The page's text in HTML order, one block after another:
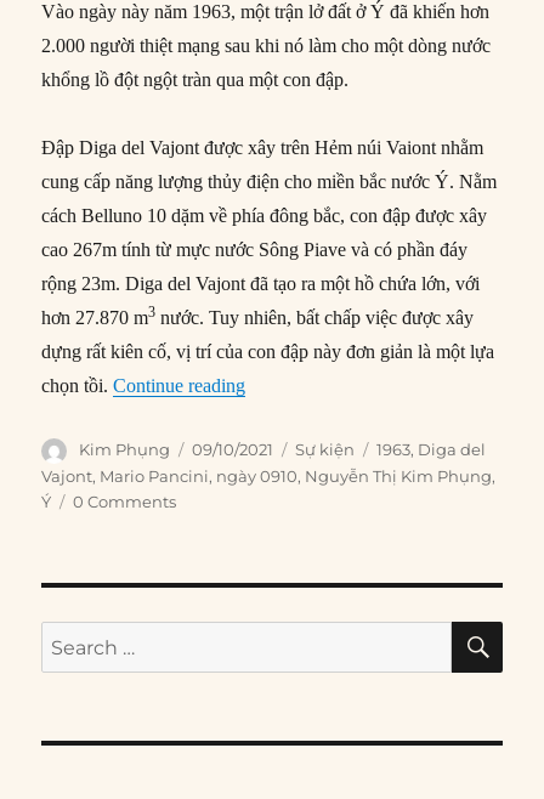
Vào ngày này năm 1963, một trận lở đất ở Ý đã khiến hơn
2.000 người thiệt mạng sau khi nó làm cho một dòng nước
khổng lồ đột ngột tràn qua một con đập.
Đập Diga del Vajont được xây trên Hẻm núi Vaiont nhằm
cung cấp năng lượng thủy điện cho miền bắc nước Ý. Nằm
cách Belluno 10 dặm về phía đông bắc, con đập được xây
cao 267m tính từ mực nước Sông Piave và có phần đáy
rộng 23m. Diga del Vajont đã tạo ra một hồ chứa lớn, với
hơn 27.870 m3 nước. Tuy nhiên, bất chấp việc được xây
dựng rất kiên cố, vị trí của con đập này đơn giản là một lựa
chọn tồi.Continue reading“09/10/1963: Lở đất giết chết hàng
Author
Kim Phụng
Posted
on
09/10/2021 Categories
Sự kiện Tags
1963, Diga del
Vajont, Mario Pancini, ngày 0910, Nguyễn Thị Kim Phụng,
Ý
0 Comments
Search
for: